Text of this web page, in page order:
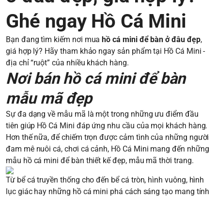
Ghé ngay Hồ Cá Mini
Bạn đang tìm kiếm nơi muahồ cá mini để bàn ở đâu đẹp,
giá hợp lý? Hãy tham khảo ngay sản phẩm tại Hồ Cá Mini -
địa chỉ “ruột” của nhiều khách hàng.
Nơi bán hồ cá mini để bàn
mẫu mã đẹp
Sự đa dạng về mẫu mã là một trong những ưu điểm đầu
tiên giúp Hồ Cá Mini đáp ứng nhu cầu của mọi khách hàng.
Hơn thế nữa, để chiếm trọn được cảm tình của những người
đam mê nuôi cá, chơi cá cảnh, Hồ Cá Mini mang đến những
mẫu hồ cá mini để bàn thiết kế đẹp, mẫu mã thời trang.
Từ bể cá truyền thống cho đến bể cá tròn, hình vuông, hình
lục giác hay những hồ cá mini phá cách sáng tạo mang tính